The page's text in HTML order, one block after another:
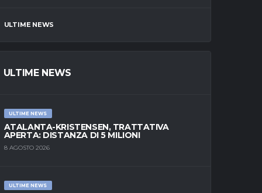
ULTIME NEWS
ULTIME NEWS
ULTIME NEWS
ATALANTA-KRISTENSEN, TRATTATIVA
APERTA: DISTANZA DI 5 MILIONI
8 AGOSTO 2026
ULTIME NEWS